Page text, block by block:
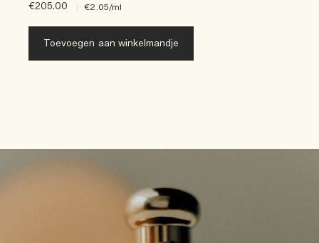
€205.00 €2.05/ml
Toevoegen aan winkelmandje